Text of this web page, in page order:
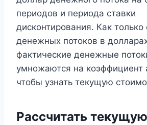
периодов и периода ставки
дисконтирования. Как только
денежных потоков в
фактические денежные
умножаются на коэффициент
чтобы узнать текущую
Рассчитать текущую